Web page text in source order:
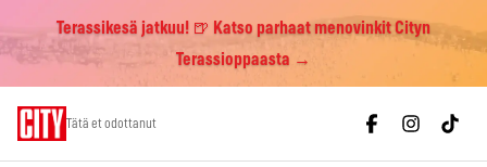
Terassikesä jatkuu! 🍺 Katso parhaat menovinkit Cityn
Terassioppaasta →
Tätä et odottanut